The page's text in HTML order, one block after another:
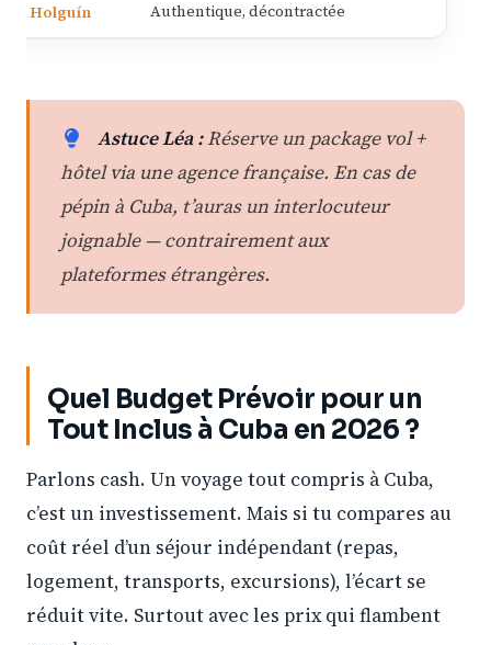
Holguín Authentique, décontractée
Astuce Léa :Réserve un package vol +
hôtel via une agence française. En cas de
pépin à Cuba, t’auras un interlocuteur
joignable — contrairement aux
plateformes étrangères.
Quel Budget Prévoir pour un
Tout Inclus à Cuba en 2026 ?
Parlons cash. Un voyage tout compris à Cuba,
c’est un investissement. Mais si tu compares au
coût réel d’un séjour indépendant (repas,
logement, transports, excursions), l’écart se
réduit vite. Surtout avec les prix qui flambent